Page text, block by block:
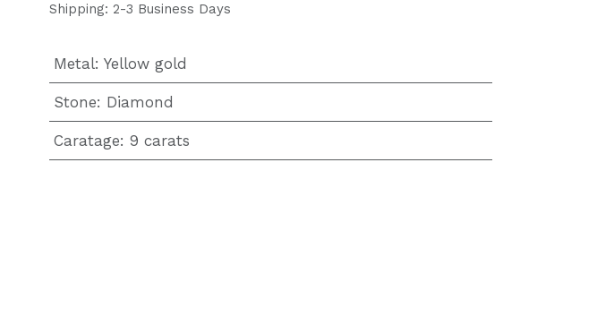
Shipping: 2-3 Business Days
Metal: Yellow gold
Stone: Diamond
Caratage: 9 carats